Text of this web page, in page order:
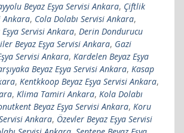
Beyaz Eşya Servisi Ankara, Çiftlik
Ankara, Cola Dolabı Servisi Ankara,
Servisi Ankara, Derin Dondurucu
Beyaz Eşya Servisi Ankara, Gazi
Servisi Ankara, Kardelen Beyaz Eşya
Beyaz Eşya Servisi Ankara, Kasap
, Kentkkoop Beyaz Eşya Servisi Ankara,
, Klima Tamiri Ankara, Kola Dolabı
Beyaz Eşya Servisi Ankara, Koru
Ankara, Özevler Beyaz Eşya Servisi